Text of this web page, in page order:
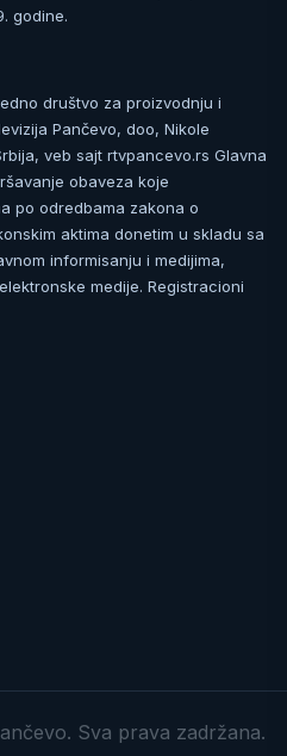
godine.
društvo za proizvodnju i
Pančevo, doo, Nikole
veb sajt rtvpancevo.rs Glavna
obaveza koje
po odredbama zakona o
aktima donetim u skladu sa
informisanju i medijima,
medije. Registracioni
Sva prava zadržana.